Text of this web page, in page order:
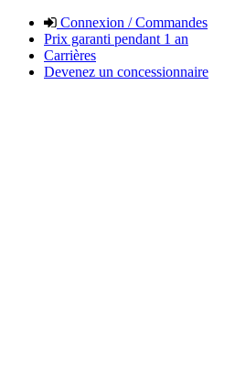
Connexion / Commandes
Prix garanti pendant 1 an
Carrières
Devenez un concessionnaire